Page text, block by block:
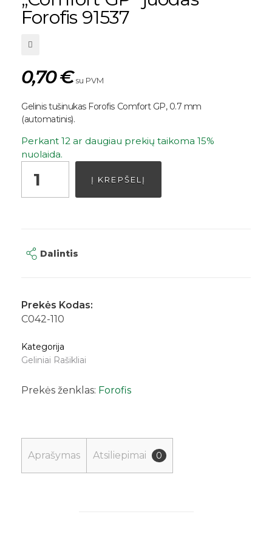
Forofis 91537
0,70€ su PVM
Gelinis tušinukas Forofis Comfort GP, 0.7 mm
(automatinis).
Perkant 12 ar daugiau prekių taikoma 15%
nuolaida.
Į KREPŠELĮ
Dalintis
Prekės Kodas:
C042-110
Kategorija
Geliniai Rašikliai
Prekės ženklas: Forofis
Aprašymas Atsiliepimai 0